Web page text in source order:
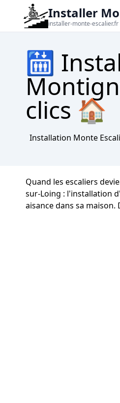
Installer
installer-monte-escalier.fr
🛗
clics 🏠
Installation Monte
Quand les escaliers
sur-Loing : l'installation
aisance dans sa